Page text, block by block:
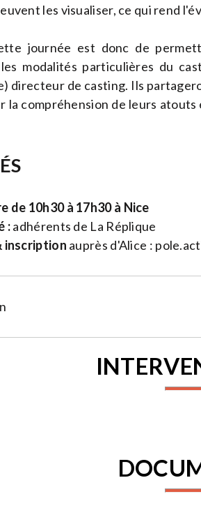
les visualiser, ce qui rend
journée est donc de
modalités particulières du
directeur de casting. Ils
la compréhension de leurs
de 10h30 à 17h30 à Nice
:adhérents de La Réplique
inscription auprès d'Alice :